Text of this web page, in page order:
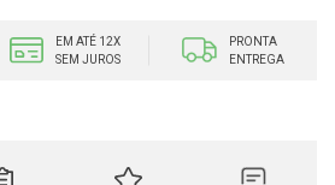
EM ATÉ 12X
SEM JUROS
PRONTA
ENTREGA